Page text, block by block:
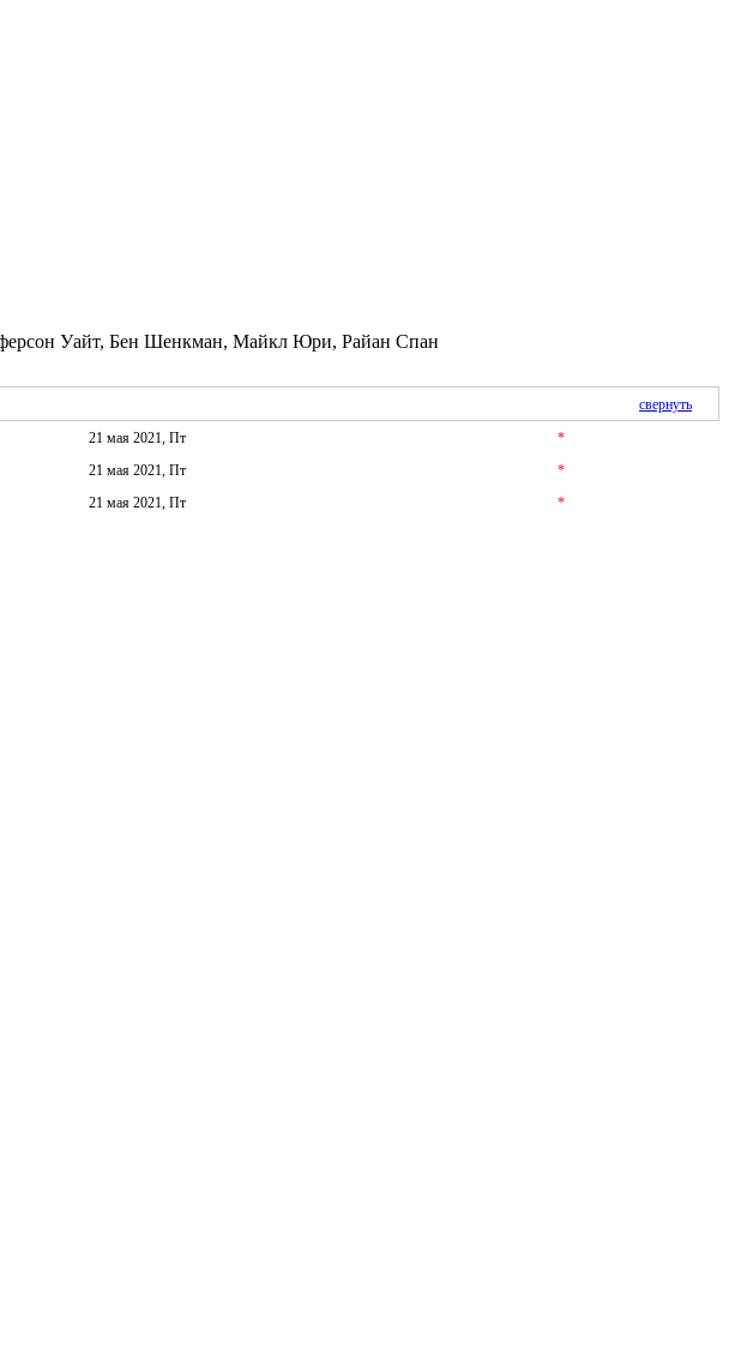
Уайт, Бен Шенкман, Майкл Юри, Райан Спан
свернуть
21 мая 2021, Пт
*
21 мая 2021, Пт
*
21 мая 2021, Пт *